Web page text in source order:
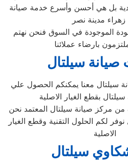
بل هي أحسن وأسرع خدمة صيانة
مدينة نصر
الموجودة في السوق فنحن نهتم
بارضاء عملائنا
سيلتال
سيلتال معنا يمكنكم الحصول علي
بقطع الغيار الاصلية
مركز صيانة سيلتال المعتمد نحن
لكم الحلول التقنية وقطع الغيار
الاصلية
سيلتال